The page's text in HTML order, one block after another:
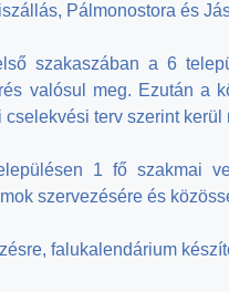
Pálmonostora és
szakaszában a 6
valósul meg. Ezután a
terv szerint kerül
1 fő szakmai
szervezésére és
falukalendárium